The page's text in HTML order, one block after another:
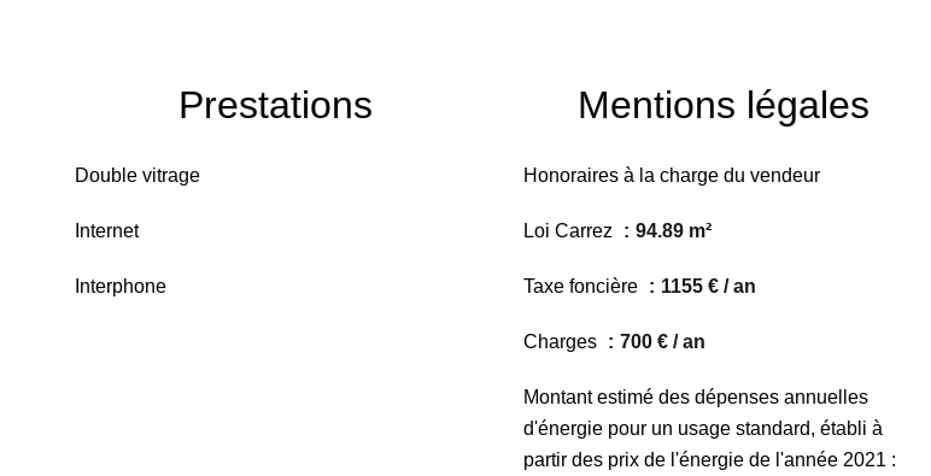
Prestations
Double vitrage
Internet
Interphone
Mentions légales
Honoraires à la charge du vendeur
Loi Carrez 94.89 m²
Taxe foncière 1155 € / an
Charges 700 € / an
Montant estimé des dépenses annuelles
d'énergie pour un usage standard, établi à
partir des prix de l'énergie de l'année 2021 :